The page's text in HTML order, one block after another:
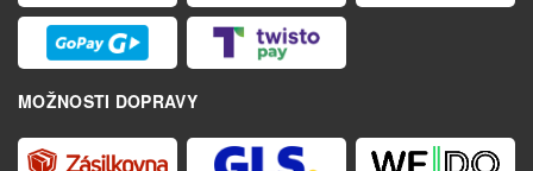
MOŽNOSTI DOPRAVY